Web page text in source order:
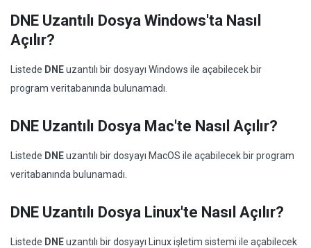
DNE Uzantılı Dosya Windows'ta Nasıl
Açılır?
Listede DNEuzantılı bir dosyayı Windows ile açabilecek bir
program veritabanında bulunamadı.
DNE Uzantılı Dosya Mac'te Nasıl Açılır?
Listede DNEuzantılı bir dosyayı MacOS ile açabilecek bir program
veritabanında bulunamadı.
DNE Uzantılı Dosya Linux'te Nasıl Açılır?
Listede DNEuzantılı bir dosyayı Linux işletim sistemi ile açabilecek